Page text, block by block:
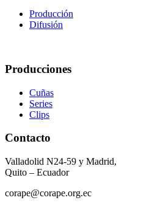
Producción
Difusión
Producciones
Cuñas
Series
Clips
Contacto
Valladolid N24-59 y Madrid,
Quito – Ecuador
corape@corape.org.ec